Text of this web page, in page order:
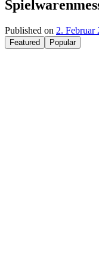
Published on 2. Februar
Featured Popular